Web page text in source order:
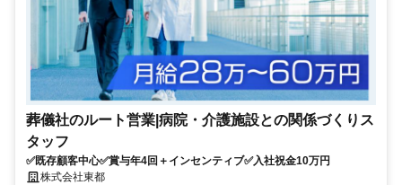
葬儀社のルート営業|病院・介護施設との関係づくりス
タッフ
✅既存顧客中心✅賞与年4回＋インセンティブ✅入社祝金10万円
株式会社東都